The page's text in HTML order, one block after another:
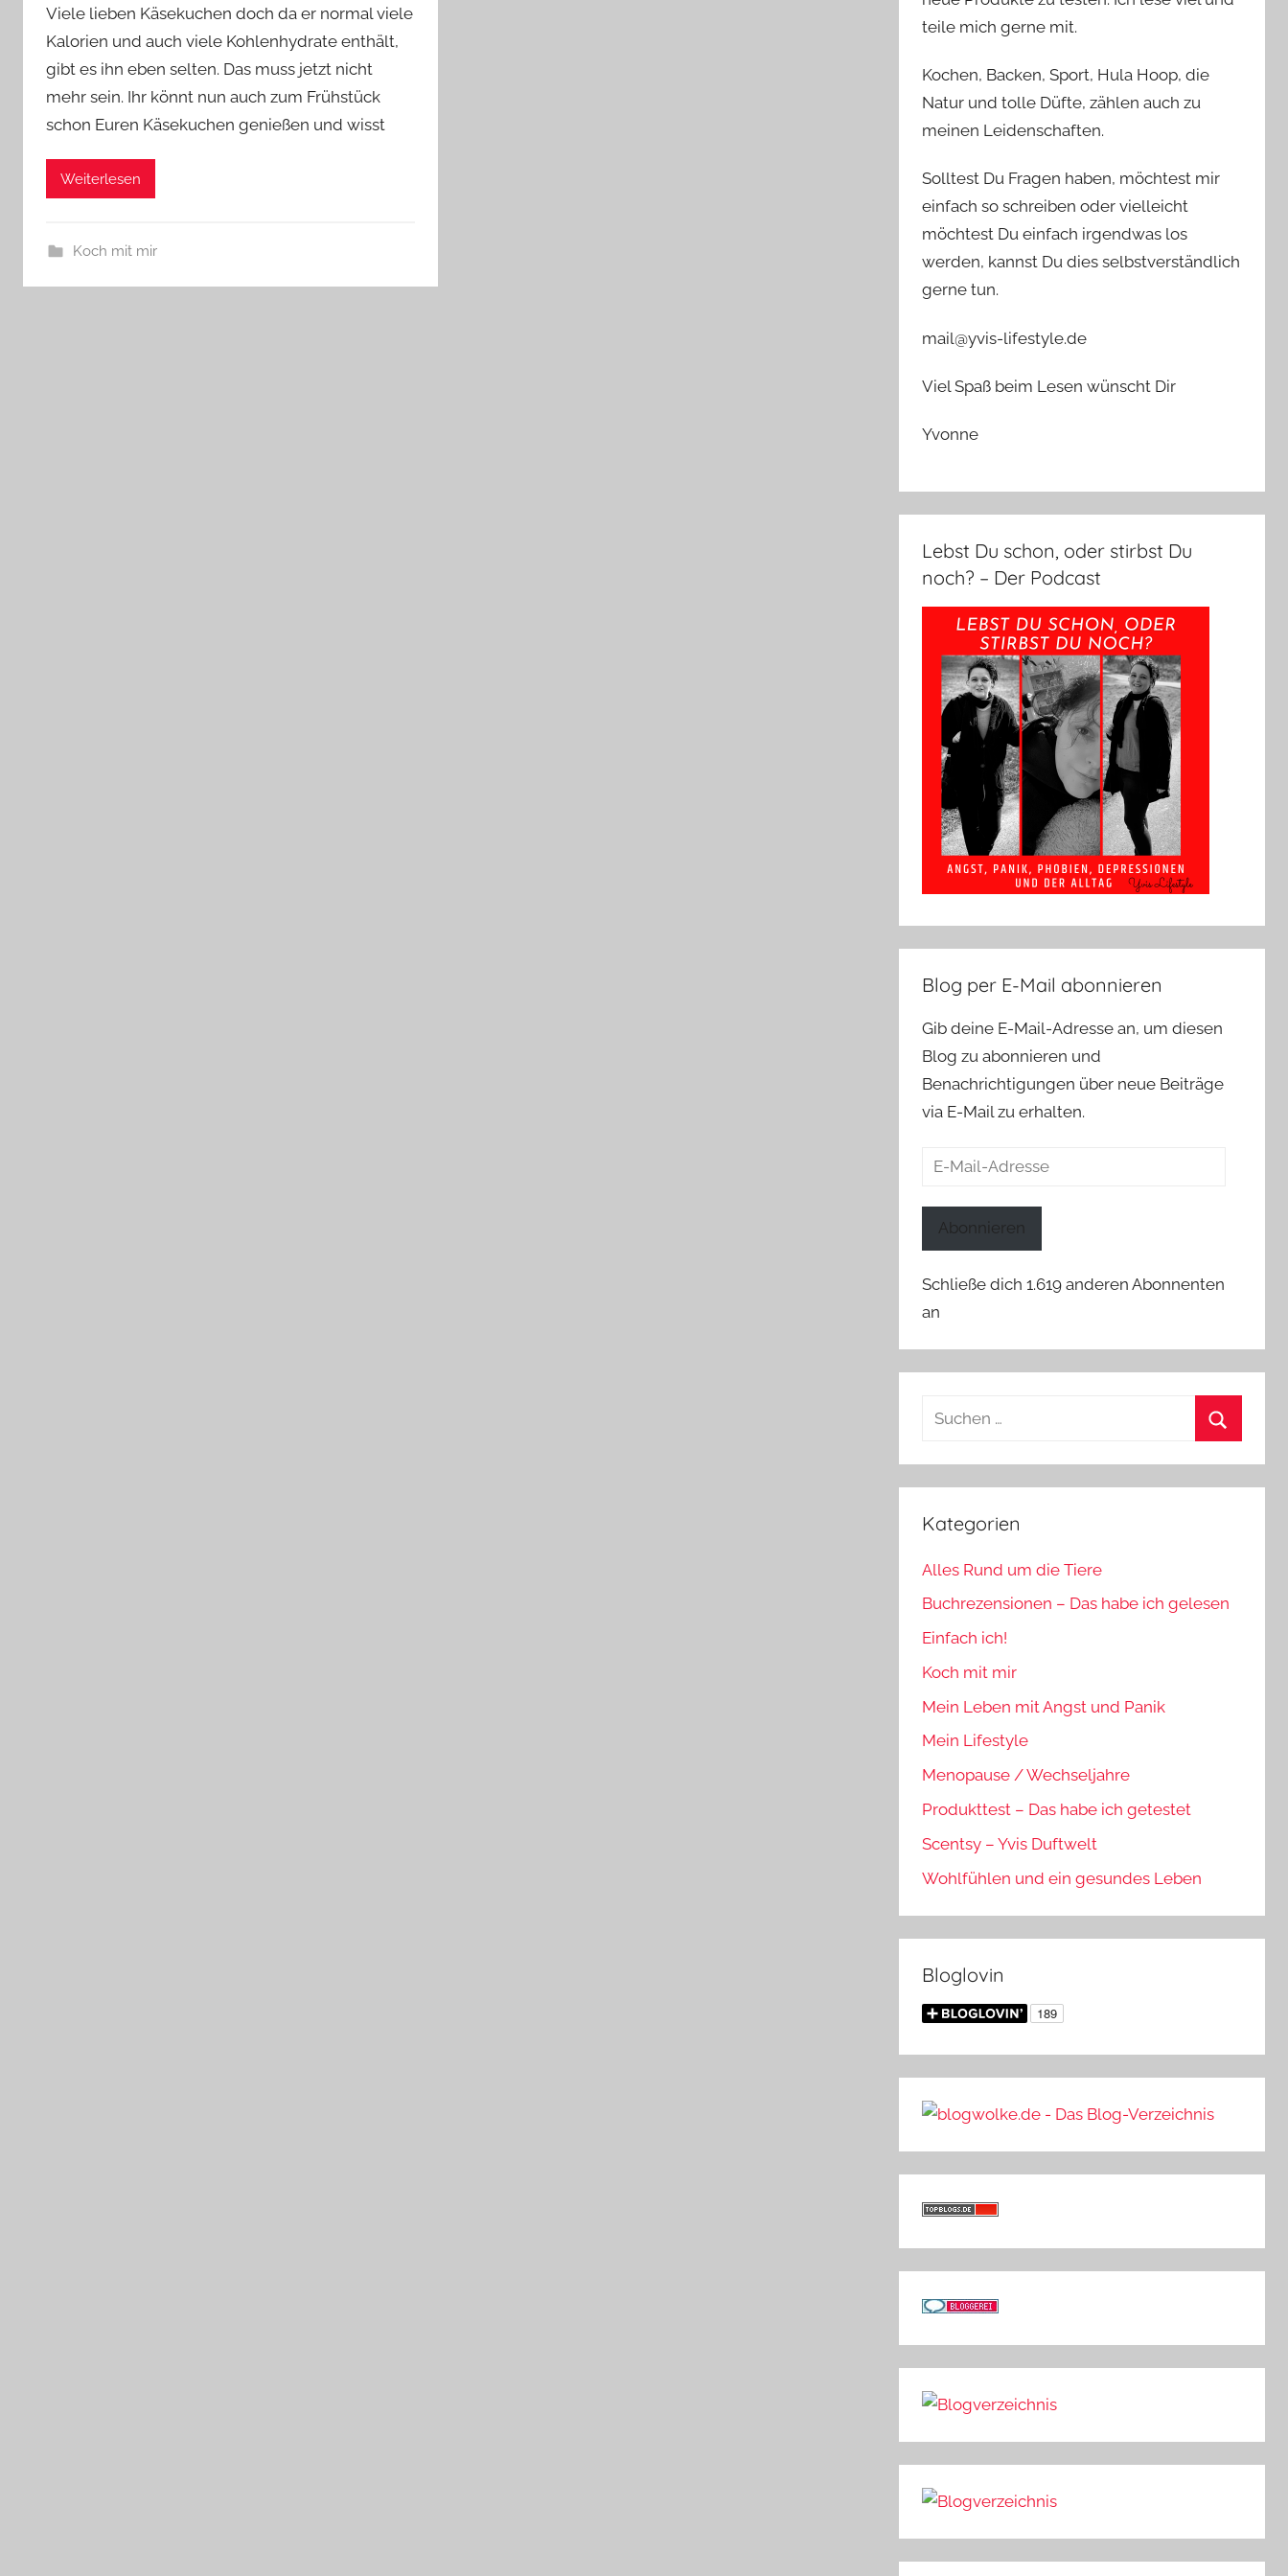
Viele lieben Käsekuchen doch da er normal viele
Kalorien und auch viele Kohlenhydrate enthält,
gibt es ihn eben selten. Das muss jetzt nicht
mehr sein. Ihr könnt nun auch zum Frühstück
schon Euren Käsekuchen genießen und wisst
Weiterlesen
Koch mit mir
teile mich gerne mit.
Kochen, Backen, Sport, Hula Hoop, die
Natur und tolle Düfte, zählen auch zu
meinen Leidenschaften.
Solltest Du Fragen haben, möchtest mir
einfach so schreiben oder vielleicht
möchtest Du einfach irgendwas los
werden, kannst Du dies selbstverständlich
gerne tun.
mail@yvis-lifestyle.de
Viel Spaß beim Lesen wünscht Dir
Yvonne
Lebst Du schon, oder stirbst Du
noch? – Der Podcast
Blog per E-Mail abonnieren
Gib deine E-Mail-Adresse an, um diesen
Blog zu abonnieren und
Benachrichtigungen über neue Beiträge
via E-Mail zu erhalten.
E-
Abonnieren
Schließe dich 1.619 anderen Abonnenten
an
Suchen
Kategorien
Alles Rund um die Tiere
Buchrezensionen – Das habe ich gelesen
Einfach ich!
Koch mit mir
Mein Leben mit Angst und Panik
Mein Lifestyle
Menopause / Wechseljahre
Produkttest – Das habe ich getestet
Scentsy – Yvis Duftwelt
Wohlfühlen und ein gesundes Leben
Bloglovin